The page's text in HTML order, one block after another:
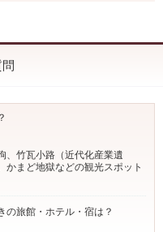
、竹瓦小路（近代化産業遺
かまど地獄などの観光スポット
の旅館・ホテル・宿は？